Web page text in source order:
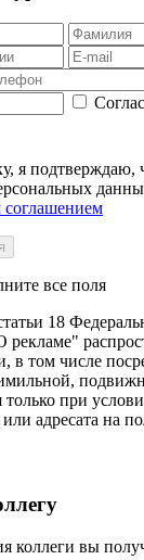
я подтверждаю,
соглашением
все поля
18
в том числе
только при
или адресата на
коллеги вы